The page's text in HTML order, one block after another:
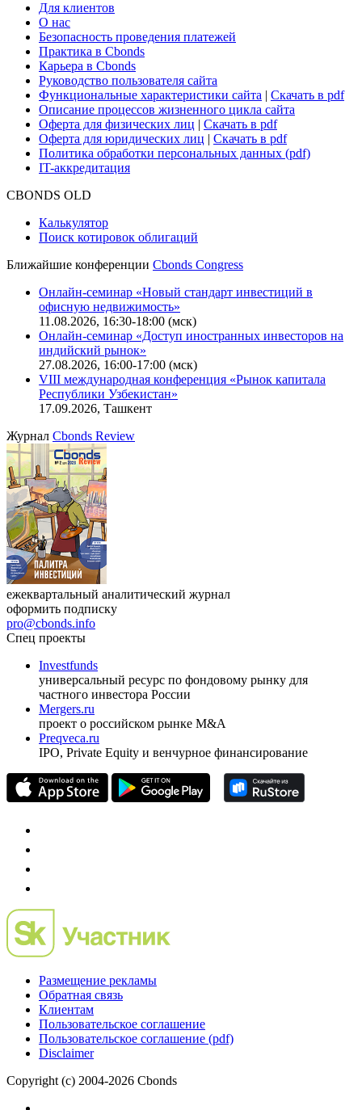
Для клиентов
О нас
Безопасность проведения платежей
Практика в Cbonds
Карьера в Cbonds
Руководство пользователя сайта
Функциональные характеристики сайта | Скачать в pdf
Описание процессов жизненного цикла сайта
Оферта для физических лиц | Скачать в pdf
Оферта для юридических лиц | Скачать в pdf
Политика обработки персональных данных (pdf)
IT-аккредитация
CBONDS OLD
Калькулятор
Поиск котировок облигаций
Ближайшие конференции Cbonds Congress
Онлайн-семинар «Новый стандарт инвестиций в
офисную недвижимость»
11.08.2026, 16:30-18:00 (мск)
Онлайн-семинар «Доступ иностранных инвесторов на
индийский рынок»
27.08.2026, 16:00-17:00 (мск)
VIII международная конференция «Рынок капитала
Республики Узбекистан»
17.09.2026, Ташкент
Журнал Cbonds Review
ежеквартальный аналитический журнал
оформить подписку
pro@cbonds.info
Спец проекты
Investfunds
универсальный ресурс по фондовому рынку для
частного инвестора России
Mergers.ru
проект о российском рынке M&A
Preqveca.ru
IPO, Private Equity и венчурное финансирование
Размещение рекламы
Обратная связь
Клиентам
Пользовательское соглашение
Пользовательское соглашение (pdf)
Disclaimer
Copyright (c) 2004-2026 Cbonds